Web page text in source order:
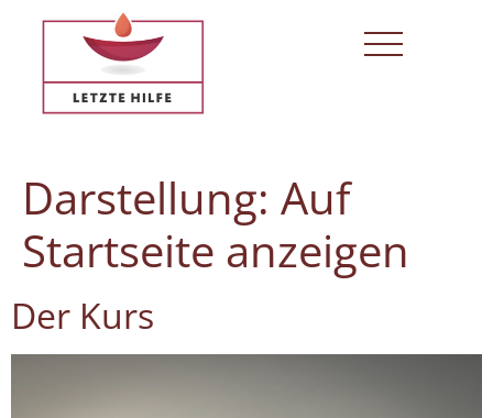
Darstellung: Auf
Startseite anzeigen
Der Kurs